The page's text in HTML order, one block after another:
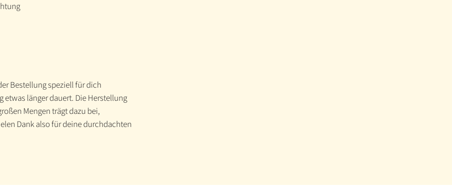
Bestellung speziell für dich
länger dauert. Die Herstellung
Mengen trägt dazu bei,
Dank also für deine durchdachten